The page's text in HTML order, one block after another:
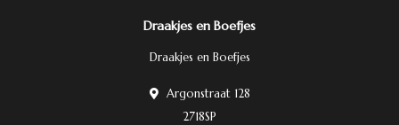
Draakjes en Boefjes
Draakjes en Boefjes
Argonstraat 128
2718SP